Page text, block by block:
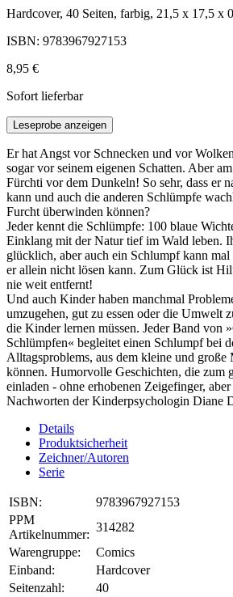
Hardcover, 40 Seiten, farbig, 21,5 x 17,5 x
ISBN: 9783967927153
8,95 €
Sofort lieferbar
Leseprobe anzeigen
Er hat Angst vor Schnecken und vor
sogar vor seinem eigenen Schatten. Aber
Fürchti vor dem Dunkeln! So sehr, dass er
kann und auch die anderen Schlümpfe
Furcht überwinden können?
Jeder kennt die Schlümpfe: 100 blaue
Einklang mit der Natur tief im Wald leben.
glücklich, aber auch ein Schlumpf kann mal
er allein nicht lösen kann. Zum Glück ist
nie weit entfernt!
Und auch Kinder haben manchmal
umzugehen, gut zu essen oder die Umwelt
die Kinder lernen müssen. Jeder Band von
Schlümpfen« begleitet einen Schlumpf bei
Alltagsproblems, aus dem kleine und große
können. Humorvolle Geschichten, die zum
einladen - ohne erhobenen Zeigefinger,
Nachworten der Kinderpsychologin Diane
Details
Produktsicherheit
Zeichner/Autoren
Serie
ISBN:
9783967927153
PPM
Artikelnummer:
314282
Warengruppe:
Comics
Einband:
Hardcover
Seitenzahl:
40